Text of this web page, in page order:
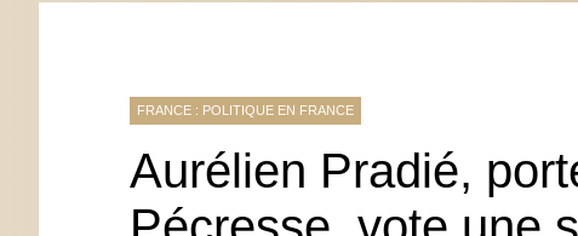
FRANCE : POLITIQUE EN FRANCE
Aurélien Pradié,